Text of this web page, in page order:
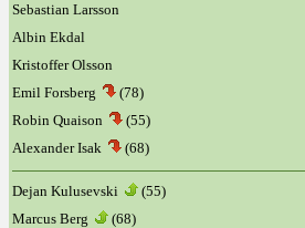
Sebastian Larsson
Albin Ekdal
Kristoffer Olsson
Emil Forsberg
(78)
Robin Quaison
(55)
Alexander Isak
(68)
Dejan Kulusevski (55)
Marcus Berg
(68)